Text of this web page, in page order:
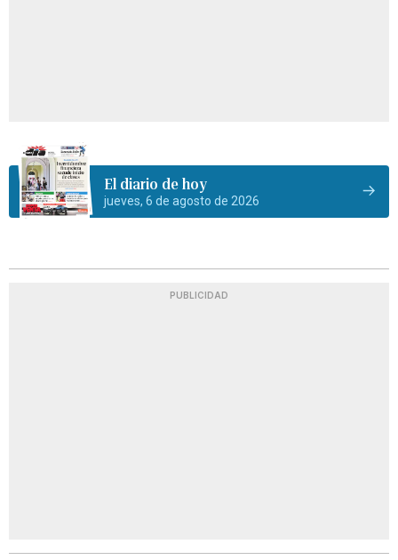
El diario de hoy
jueves, 6 de agosto de 2026
PUBLICIDAD